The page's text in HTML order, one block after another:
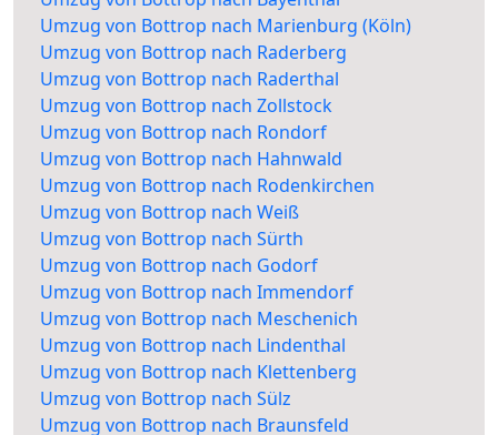
Umzug von Bottrop nach Marienburg (Köln)
Umzug von Bottrop nach Raderberg
Umzug von Bottrop nach Raderthal
Umzug von Bottrop nach Zollstock
Umzug von Bottrop nach Rondorf
Umzug von Bottrop nach Hahnwald
Umzug von Bottrop nach Rodenkirchen
Umzug von Bottrop nach Weiß
Umzug von Bottrop nach Sürth
Umzug von Bottrop nach Godorf
Umzug von Bottrop nach Immendorf
Umzug von Bottrop nach Meschenich
Umzug von Bottrop nach Lindenthal
Umzug von Bottrop nach Klettenberg
Umzug von Bottrop nach Sülz
Umzug von Bottrop nach Braunsfeld